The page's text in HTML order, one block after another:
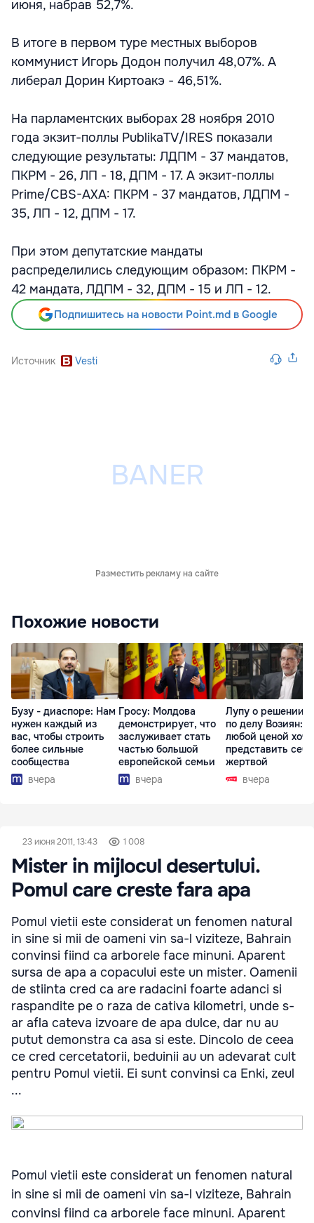
июня, набрав 52,7%.
В итоге в первом туре местных выборов
коммунист Игорь Додон получил 48,07%. А
либерал Дорин Киртоакэ - 46,51%.
На парламентских выборах 28 ноября 2010
года экзит-поллы PublikaTV/IRES показали
следующие результаты: ЛДПМ - 37 мандатов,
ПКРМ - 26, ЛП - 18, ДПМ - 17. А экзит-поллы
Prime/CBS-AXA: ПКРМ - 37 мандатов, ЛДПМ -
35, ЛП - 12, ДПМ - 17.
При этом депутатские мандаты
распределились следующим образом: ПКРМ -
42 мандата, ЛДПМ - 32, ДПМ - 15 и ЛП - 12.
Подпишитесь на новости Point.md в Google
Источник Vesti
Разместить рекламу на сайте
Похожие новости
Бузу - диаспоре: Нам
нужен каждый из
вас, чтобы строить
более сильные
сообщества
вчера
Гросу: Молдова
демонстрирует, что
заслуживает стать
частью большой
европейской семьи
вчера
Лупу о решении
по делу Возиян:
любой ценой
представить себя
жертвой
вчера
23 июня 2011, 13:43 1 008
Mister in mijlocul desertului.
Pomul care creste fara apa
Pomul vietii este considerat un fenomen natural
in sine si mii de oameni vin sa-l viziteze, Bahrain
convinsi fiind ca arborele face minuni. Aparent
sursa de apa a copacului este un mister. Oamenii
de stiinta cred ca are radacini foarte adanci si
raspandite pe o raza de cativa kilometri, unde s-
ar afla cateva izvoare de apa dulce, dar nu au
putut demonstra ca asa si este. Dincolo de ceea
ce cred cercetatorii, beduinii au un adevarat cult
pentru Pomul vietii. Ei sunt convinsi ca Enki, zeul
...
Pomul vietii este considerat un fenomen natural
in sine si mii de oameni vin sa-l viziteze, Bahrain
convinsi fiind ca arborele face minuni. Aparent